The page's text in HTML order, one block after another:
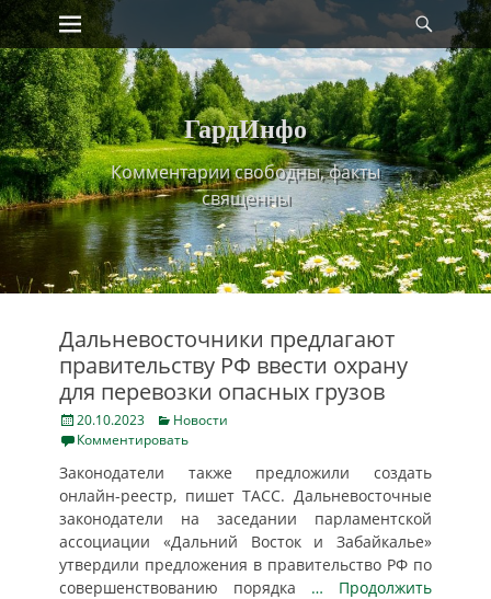
Skip
to
content
Primary Menu
ГардИнфо
Комментарии свободны, факты
священны
Дальневосточники предлагают
правительству РФ ввести охрану
для перевозки опасных грузов
Posted
on
20.10.2023 Categories
Новости
Комментировать
Законодатели также предложили создать
онлайн-реестр, пишет ТАСС. Дальневосточные
законодатели на заседании парламентской
ассоциации «Дальний Восток и Забайкалье»
утвердили предложения в правительство РФ по
совершенствованию порядка … Продолжить